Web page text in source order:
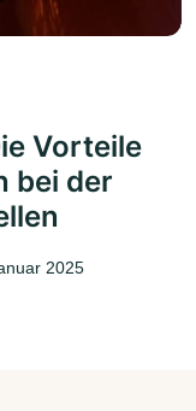
Vorteile
bei der
2025